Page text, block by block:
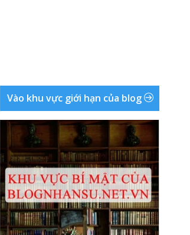
Vào khu vực giới hạn của blog